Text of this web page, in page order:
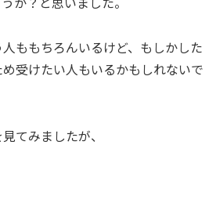
ももちろんいるけど、もしかした
受けたい人もいるかもしれないで
てみましたが、